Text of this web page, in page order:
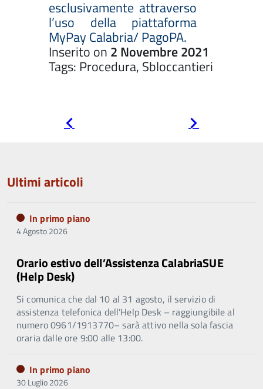
esclusivamente attraverso
l’uso della piattaforma
MyPay Calabria/ PagoPA.
Inserito on 2 Novembre 2021
Tags: Procedura, Sbloccantieri
Ultimi articoli
In primo piano
4 Agosto 2026
Orario estivo dell’Assistenza CalabriaSUE
(Help Desk)
Si comunica che dal 10 al 31 agosto, il servizio di
assistenza telefonica dell’Help Desk – raggiungibile al
numero 0961/1913770– sarà attivo nella sola fascia
oraria dalle ore 9:00 alle 13:00.
In primo piano
30 Luglio 2026